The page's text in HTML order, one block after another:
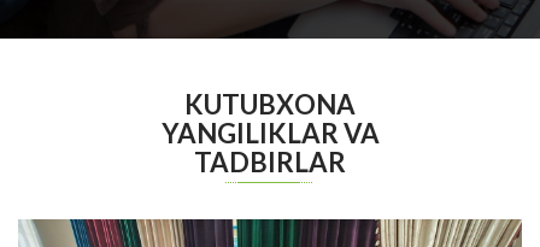
KUTUBXONA
YANGILIKLAR VA
TADBIRLAR